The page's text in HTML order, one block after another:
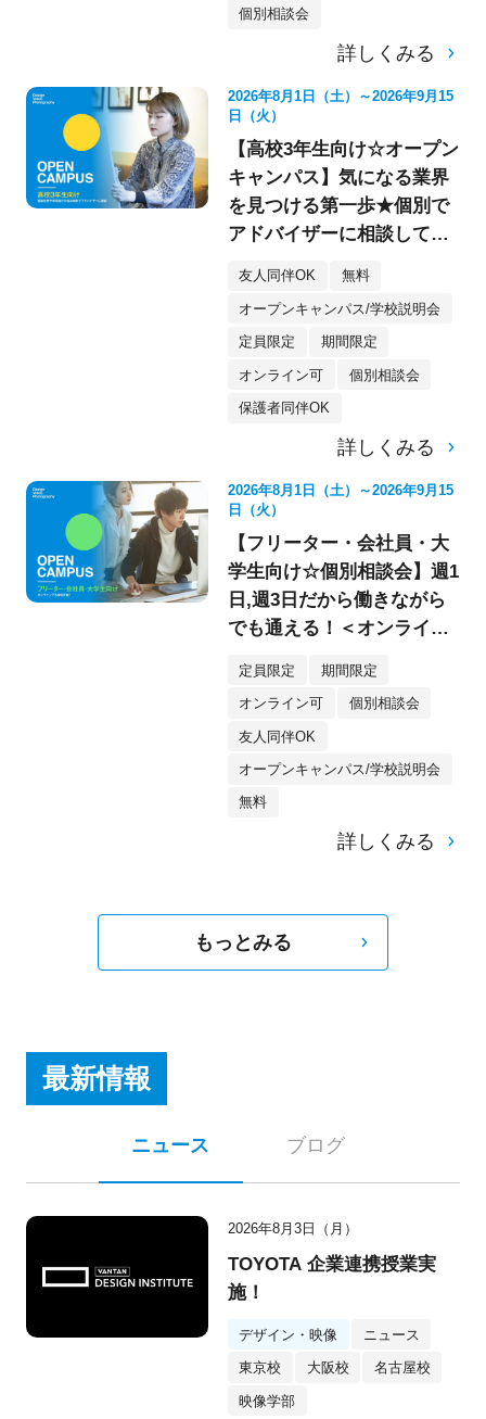
個別相談会
詳しくみる
2026年8月1日（土）～2026年9月15
日（火）
【高校3年生向け☆オープン
キャンパス】気になる業界
を見つける第一歩★個別で
アドバイザーに相談してみ
友人同伴OK 無料
オープンキャンパス/学校説明会
定員限定 期間限定
オンライン可 個別相談会
保護者同伴OK
詳しくみる
2026年8月1日（土）～2026年9月15
日（火）
【フリーター・会社員・大
学生向け☆個別相談会】週1
日,週3日だから働きながら
でも通える！＜オンライン
定員限定 期間限定
オンライン可 個別相談会
友人同伴OK
オープンキャンパス/学校説明会
無料
詳しくみる
もっとみる
最新情報
ニュース ブログ
2026年8月3日（月）
TOYOTA 企業連携授業実
施！
デザイン・映像 ニュース
東京校 大阪校 名古屋校
映像学部